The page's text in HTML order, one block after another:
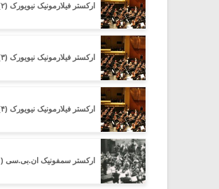
ارکستر فیلارمونیک نیویورک (۲)
ارکستر فیلارمونیک نیویورک (۳)
ارکستر فیلارمونیک نیویورک (۴)
ارکستر سمفونیک ان.بی.سی (۱)